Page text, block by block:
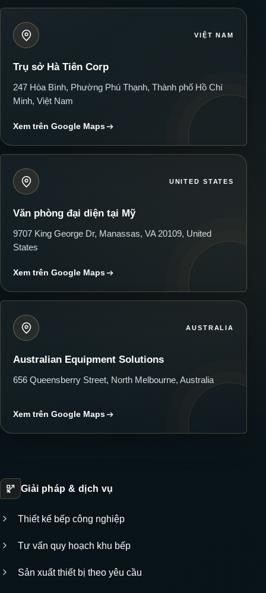
VIỆT NAM
Trụ sở Hà Tiên Corp
247 Hòa Bình, Phường Phú Thạnh, Thành phố Hồ Chí
Minh, Việt Nam
Xem trên Google Maps
UNITED STATES
Văn phòng đại diện tại Mỹ
9707 King George Dr, Manassas, VA 20109, United
States
Xem trên Google Maps
AUSTRALIA
Australian Equipment Solutions
656 Queensberry Street, North Melbourne, Australia
Xem trên Google Maps
Giải pháp & dịch vụ
Thiết kế bếp công nghiệp
Tư vấn quy hoạch khu bếp
Sản xuất thiết bị theo yêu cầu